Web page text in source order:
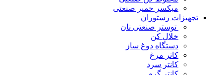
میکسر خمیر صنعتی
تجهیزات رستوران
توستر صنعتی نان
خلال کن
دستگاه دوغ ساز
کاتر مرغ
کانتر سرد